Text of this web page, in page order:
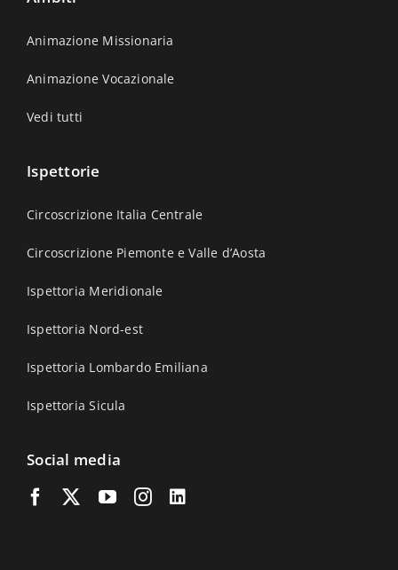
Animazione Missionaria
Animazione Vocazionale
Vedi tutti
Ispettorie
Circoscrizione Italia Centrale
Circoscrizione Piemonte e Valle d’Aosta
Ispettoria Meridionale
Ispettoria Nord-est
Ispettoria Lombardo Emiliana
Ispettoria Sicula
Social media